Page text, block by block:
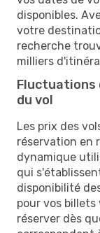
disponibles.
votre
recherche
milliers
Fluctuations
du vol
Les prix des
réservation en
dynamique
qui
disponibilité
pour vos billets
réserver dès